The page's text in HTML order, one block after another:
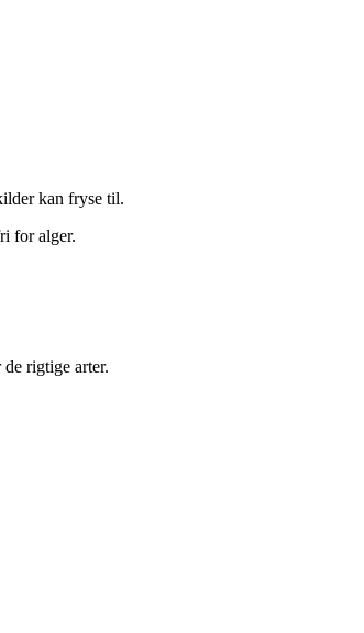
kan fryse til.
for alger.
rigtige arter.